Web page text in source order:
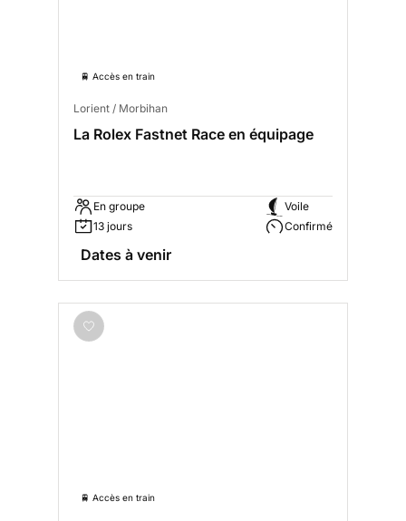
🚆 Accès en train
Lorient / Morbihan
La Rolex Fastnet Race en équipage
En groupe
13 jours
Voile
Confirmé
Dates à venir
🚆 Accès en train